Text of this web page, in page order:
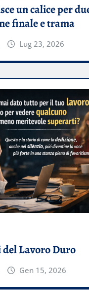
un calice per
finale e trama
Lug 23, 2026
Lavoro Duro
Gen 15, 2026